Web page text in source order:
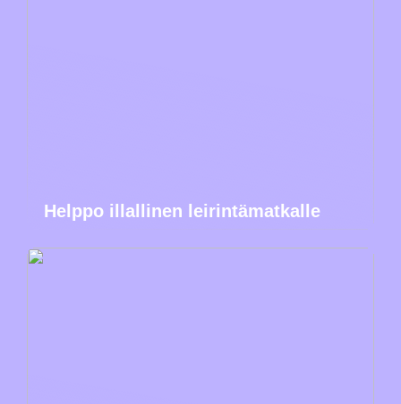
Helppo illallinen leirintämatkalle